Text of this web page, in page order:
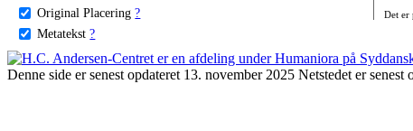
Original Placering ?
Metatekst ?
Det er
Denne side er senest opdateret 13. november 2025 Netstedet er senest